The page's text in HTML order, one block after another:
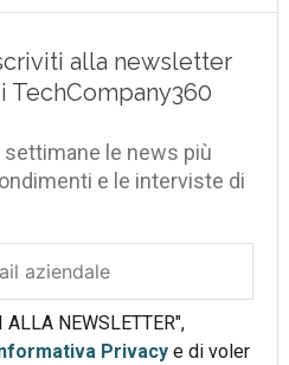
alla newsletter
TechCompany360
le news più
e le interviste di
NEWSLETTER",
Privacye di voler